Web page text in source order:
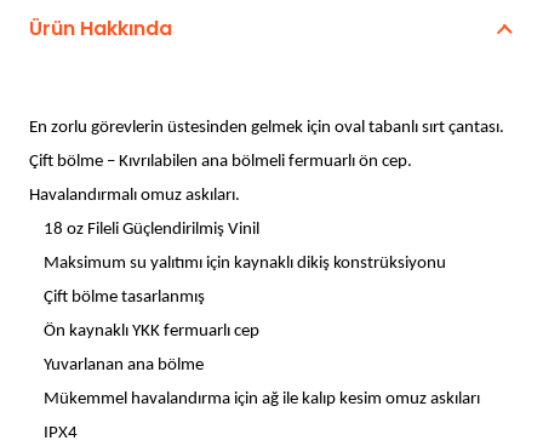
Mini
Çanta
30
Litre
adet
Ürün Hakkında
En zorlu görevlerin üstesinden gelmek için oval tabanlı sırt çantası.
Çift bölme – Kıvrılabilen ana bölmeli fermuarlı ön cep.
Havalandırmalı omuz askıları.
18 oz Fileli Güçlendirilmiş Vinil
Maksimum su yalıtımı için kaynaklı dikiş konstrüksiyonu
Çift bölme tasarlanmış
Ön kaynaklı YKK fermuarlı cep
Yuvarlanan ana bölme
Mükemmel havalandırma için ağ ile kalıp kesim omuz askıları
IPX4